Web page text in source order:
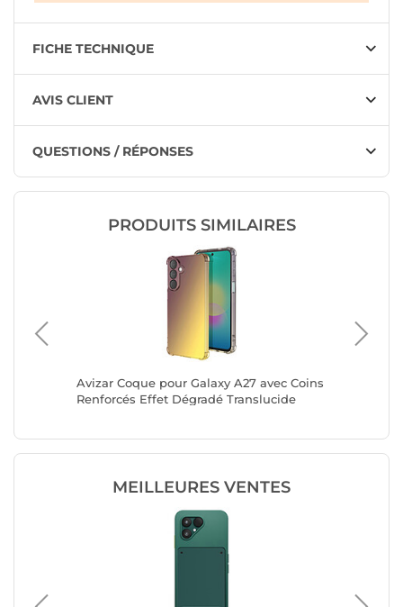
FICHE TECHNIQUE
AVIS CLIENT
QUESTIONS / RÉPONSES
PRODUITS SIMILAIRES
Avizar Coque pour Galaxy A27 avec Coins
Renforcés Effet Dégradé Translucide
MEILLEURES VENTES